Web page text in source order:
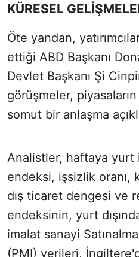
KÜRESEL
Öte yandan,
ettiği ABD Başkanı
Devlet Başkanı Şi
görüşmeler,
somut bir anlaşma
Analistler, haftaya
endeksi, işsizlik oranı,
dış ticaret dengesi ve
endeksinin, yurt
imalat sanayi
(PMI) verileri,